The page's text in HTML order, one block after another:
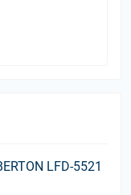
LFD-5521